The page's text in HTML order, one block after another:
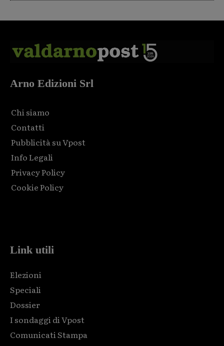
Arno Edizioni Srl
Chi siamo
Contatti
Pubblicità su Vpost
Info Legali
Privacy Policy
Cookie Policy
Link utili
Elezioni
Speciali
Dossier
I sondaggi di Vpost
Comunicati Stampa